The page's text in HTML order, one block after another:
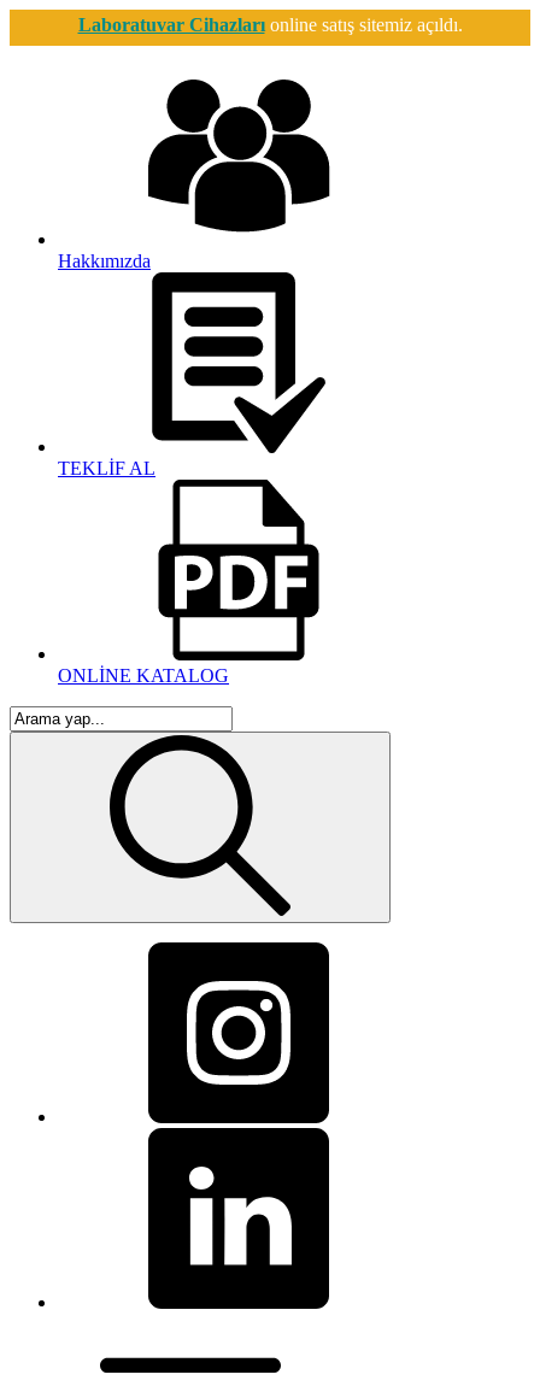
Laboratuvar Cihazlarıonline satış sitemiz açıldı.
Hakkımızda
TEKLİF AL
ONLİNE KATALOG